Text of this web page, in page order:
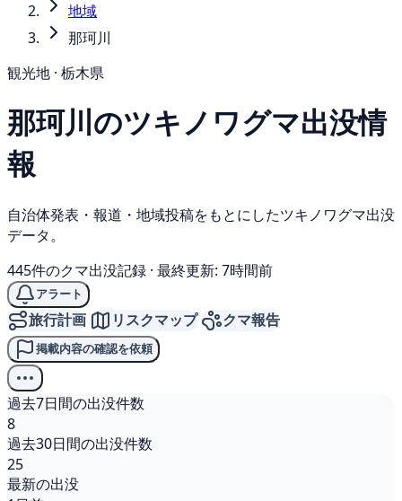
地域
那珂川
観光地 · 栃木県
那珂川のツキノワグマ出没情
報
自治体発表・報道・地域投稿をもとにしたツキノワグマ出没
データ。
445件のクマ出没記録 · 最終更新: 7時間前
アラート
旅行計画 リスクマップ クマ報告
掲載内容の確認を依頼
過去7日間の出没件数
8
過去30日間の出没件数
25
最新の出没